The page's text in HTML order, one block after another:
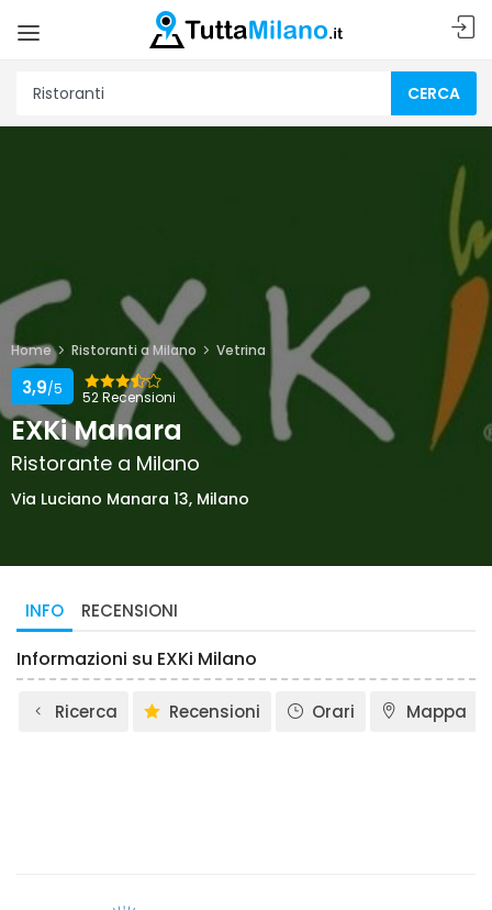
CERCA
Home Ristoranti a Milano Vetrina
52 Recensioni
3,9/5
EXKi Manara
Ristorante a Milano
Via Luciano Manara 13, Milano
INFO RECENSIONI
Informazioni su EXKi Milano
Ricerca Recensioni Orari Mappa